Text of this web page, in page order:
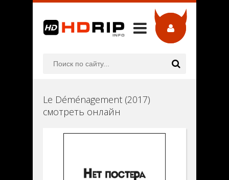
Le Déménagement (2017)
смотреть онлайн